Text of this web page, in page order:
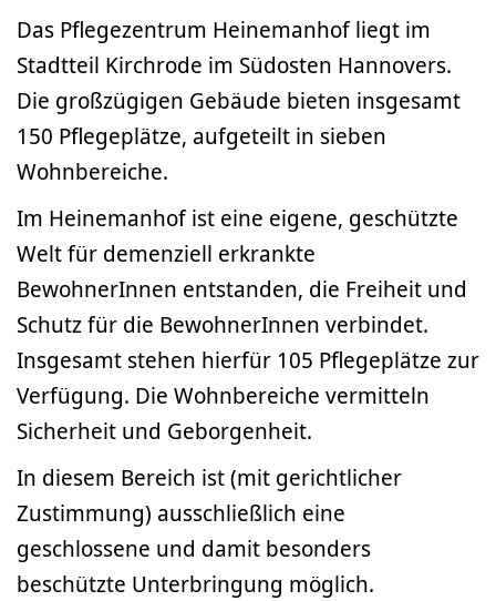
Das Pflegezentrum Heinemanhof liegt im
Stadtteil Kirchrode im Südosten Hannovers.
Die großzügigen Gebäude bieten insgesamt
150 Pflegeplätze, aufgeteilt in sieben
Wohnbereiche.
Im Heinemanhof ist eine eigene, geschützte
Welt für demenziell erkrankte
BewohnerInnen entstanden, die Freiheit und
Schutz für die BewohnerInnen verbindet.
Insgesamt stehen hierfür 105 Pflegeplätze zur
Verfügung. Die Wohnbereiche vermitteln
Sicherheit und Geborgenheit.
In diesem Bereich ist (mit gerichtlicher
Zustimmung) ausschließlich eine
geschlossene und damit besonders
beschützte Unterbringung möglich.